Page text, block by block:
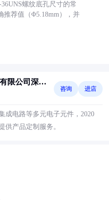
螺纹底孔尺寸的常
推荐值（Φ5.18mm），并
限公司深圳
咨询 进店
成电路等多元电子元件，2020
供产品定制服务。